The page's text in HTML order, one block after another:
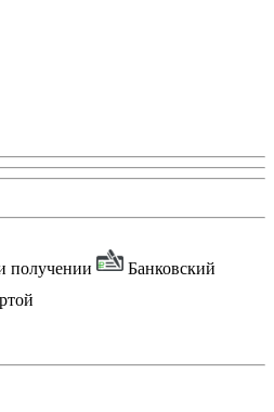
получении
Банковский